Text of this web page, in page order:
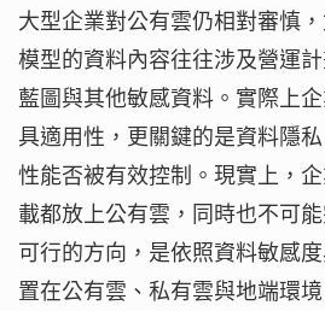
大型企業對公有雲仍相對審慎
模型的資料內容往往涉及營運
藍圖與其他敏感資料。實際上
具適用性，更關鍵的是資料隱
性能否被有效控制。現實上，
載都放上公有雲，同時也不可
可行的方向，是依照資料敏感
置在公有雲、私有雲與地端環